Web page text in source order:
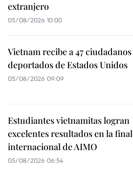
extranjero
05/08/2026 10:00
Vietnam recibe a 47 ciudadanos
deportados de Estados Unidos
05/08/2026 09:09
Estudiantes vietnamitas logran
excelentes resultados en la final
internacional de AIMO
05/08/2026 06:54